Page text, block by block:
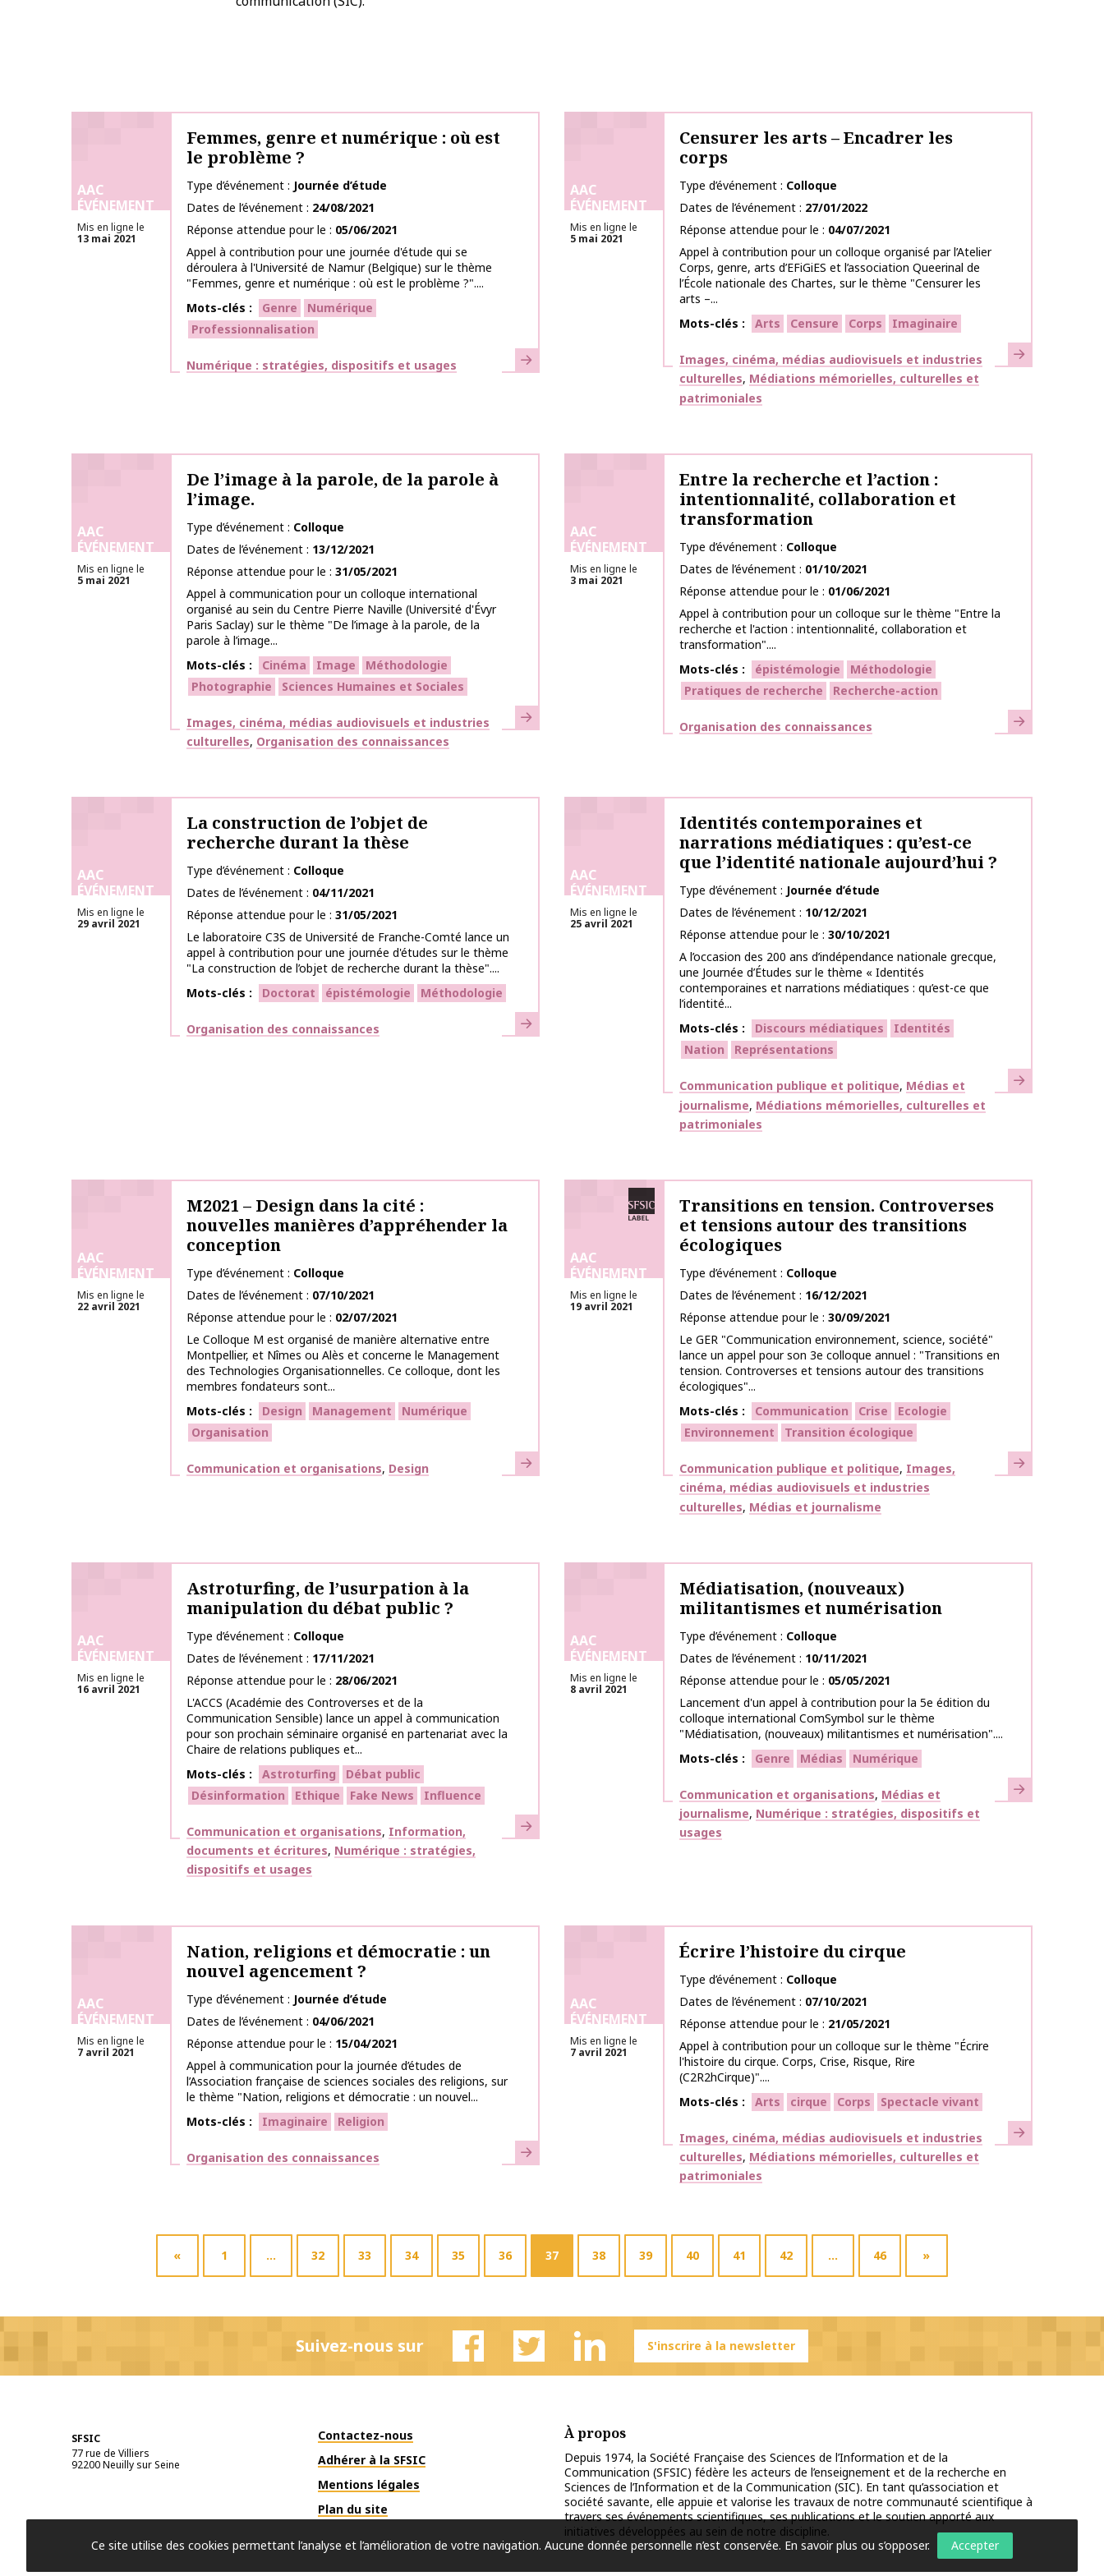
AAC
ÉVÉNEMENT
Mis en ligne le
13 mai 2021
Femmes, genre et numérique : où est
le problème ?
Type d’événement
Journée d’étude
Dates de l’événement
24/08/2021
Réponse attendue pour le
05/06/2021
Appel à contribution pour une journée d'étude qui se
déroulera à l'Université de Namur (Belgique) sur le thème
"Femmes, genre et numérique : où est le problème ?"....
Mots-clés
Genre
Numérique
Professionnalisation
Thématiques
Numérique : stratégies, dispositifs et usages En savoir plus
AAC
ÉVÉNEMENT
Mis en ligne le
5 mai 2021
Censurer les arts – Encadrer les
corps
Type d’événement
Colloque
Dates de l’événement
27/01/2022
Réponse attendue pour le
04/07/2021
Appel à contribution pour un colloque organisé par l’Atelier
Corps, genre, arts d’EFiGiES et l’association Queerinal de
l’École nationale des Chartes, sur le thème "Censurer les
arts –...
Mots-clés
Arts Censure Corps Imaginaire
Thématiques
Images, cinéma, médias audiovisuels et industries
culturelles Médiations mémorielles, culturelles et
patrimoniales
En savoir plus
AAC
ÉVÉNEMENT
Mis en ligne le
5 mai 2021
De l’image à la parole, de la parole à
l’image.
Type d’événement
Colloque
Dates de l’événement
13/12/2021
Réponse attendue pour le
31/05/2021
Appel à communication pour un colloque international
organisé au sein du Centre Pierre Naville (Université d'Évyr
Paris Saclay) sur le thème "De l’image à la parole, de la
parole à l’image...
Mots-clés
Cinéma Image
Méthodologie
Photographie
Sciences Humaines et Sociales
Thématiques
Images, cinéma, médias audiovisuels et industries
culturelles Organisation des connaissances
En savoir plus
AAC
ÉVÉNEMENT
Mis en ligne le
3 mai 2021
Entre la recherche et l’action :
intentionnalité, collaboration et
transformation
Type d’événement
Colloque
Dates de l’événement
01/10/2021
Réponse attendue pour le
01/06/2021
Appel à contribution pour un colloque sur le thème "Entre la
recherche et l'action : intentionnalité, collaboration et
transformation"....
Mots-clés
épistémologie
Méthodologie
Pratiques de recherche
Recherche-action
Thématiques
Organisation des connaissances En savoir plus
AAC
ÉVÉNEMENT
Mis en ligne le
29 avril 2021
La construction de l’objet de
recherche durant la thèse
Type d’événement
Colloque
Dates de l’événement
04/11/2021
Réponse attendue pour le
31/05/2021
Le laboratoire C3S de Université de Franche-Comté lance un
appel à contribution pour une journée d'études sur le thème
"La construction de l’objet de recherche durant la thèse"....
Mots-clés
Doctorat épistémologie Méthodologie
Thématiques
Organisation des connaissances En savoir plus
AAC
ÉVÉNEMENT
Mis en ligne le
25 avril 2021
Identités contemporaines et
narrations médiatiques : qu’est-ce
que l’identité nationale aujourd’hui ?
Type d’événement
Journée d’étude
Dates de l’événement
10/12/2021
Réponse attendue pour le
30/10/2021
A l’occasion des 200 ans d’indépendance nationale grecque,
une Journée d’Études sur le thème « Identités
contemporaines et narrations médiatiques : qu’est-ce que
l’identité...
Mots-clés
Discours médiatiques
Identités
Nation
Représentations
Thématiques
Communication publique et politique Médias et
journalisme Médiations mémorielles, culturelles et
patrimoniales
En savoir plus
AAC
ÉVÉNEMENT
Mis en ligne le
22 avril 2021
M2021 – Design dans la cité :
nouvelles manières d’appréhender la
conception
Type d’événement
Colloque
Dates de l’événement
07/10/2021
Réponse attendue pour le
02/07/2021
Le Colloque M est organisé de manière alternative entre
Montpellier, et Nîmes ou Alès et concerne le Management
des Technologies Organisationnelles. Ce colloque, dont les
membres fondateurs sont...
Mots-clés
Design Management
Numérique
Organisation
Thématiques
Communication et organisations Design En savoir plus
Labélisé SFSIC
AAC
ÉVÉNEMENT
Mis en ligne le
19 avril 2021
Transitions en tension. Controverses
et tensions autour des transitions
écologiques
Type d’événement
Colloque
Dates de l’événement
16/12/2021
Réponse attendue pour le
30/09/2021
Le GER "Communication environnement, science, société"
lance un appel pour son 3e colloque annuel : "Transitions en
tension. Controverses et tensions autour des transitions
écologiques"...
Mots-clés
Communication Crise
Ecologie
Environnement
Transition écologique
Thématiques
Communication publique et politique Images,
cinéma, médias audiovisuels et industries
culturelles Médias et journalisme
En savoir plus
AAC
ÉVÉNEMENT
Mis en ligne le
16 avril 2021
Astroturfing, de l’usurpation à la
manipulation du débat public ?
Type d’événement
Colloque
Dates de l’événement
17/11/2021
Réponse attendue pour le
28/06/2021
L'ACCS (Académie des Controverses et de la
Communication Sensible) lance un appel à communication
pour son prochain séminaire organisé en partenariat avec la
Chaire de relations publiques et...
Mots-clés
Astroturfing
Débat public
Désinformation
Ethique Fake News Influence
Thématiques
Communication et organisations Information,
documents et écritures Numérique : stratégies,
dispositifs et usages
En savoir plus
AAC
ÉVÉNEMENT
Mis en ligne le
8 avril 2021
Médiatisation, (nouveaux)
militantismes et numérisation
Type d’événement
Colloque
Dates de l’événement
10/11/2021
Réponse attendue pour le
05/05/2021
Lancement d'un appel à contribution pour la 5e édition du
colloque international ComSymbol sur le thème
"Médiatisation, (nouveaux) militantismes et numérisation"....
Mots-clés
Genre Médias Numérique
Thématiques
Communication et organisations Médias et
journalisme Numérique : stratégies, dispositifs et
usages
En savoir plus
AAC
ÉVÉNEMENT
Mis en ligne le
7 avril 2021
Nation, religions et démocratie : un
nouvel agencement ?
Type d’événement
Journée d’étude
Dates de l’événement
04/06/2021
Réponse attendue pour le
15/04/2021
Appel à communication pour la journée d’études de
l’Association française de sciences sociales des religions, sur
le thème "Nation, religions et démocratie : un nouvel...
Mots-clés
Imaginaire Religion
Thématiques
Organisation des connaissances En savoir plus
AAC
ÉVÉNEMENT
Mis en ligne le
7 avril 2021
Écrire l’histoire du cirque
Type d’événement
Colloque
Dates de l’événement
07/10/2021
Réponse attendue pour le
21/05/2021
Appel à contribution pour un colloque sur le thème "Écrire
l'histoire du cirque. Corps, Crise, Risque, Rire
(C2R2hCirque)"....
Mots-clés
Arts cirque Corps Spectacle vivant
Thématiques
Images, cinéma, médias audiovisuels et industries
culturelles Médiations mémorielles, culturelles et
patrimoniales
En savoir plus
« 1 … 32 33 34 35 36 37 38 39 40 41 42 … 46 »
Suivez-nous sur S'inscrire à la newsletter
SFSIC
77 rue de Villiers
92200Neuilly sur Seine
Contactez-nous
Adhérer à la SFSIC
Mentions légales
Plan du site
À propos
Depuis 1974, la Société Française des Sciences de l’Information et de la
Communication (SFSIC) fédère les acteurs de l’enseignement et de la recherche en
Sciences de l’Information et de la Communication (SIC). En tant qu’association et
société savante, elle appuie et valorise les travaux de notre communauté scientifique à
travers ses événements scientifiques, ses publications et le soutien apporté aux
initiatives développées au sein de notre discipline.
Ce site utilise des cookies permettant l’analyse et l’amélioration de votre navigation. Aucune donnée personnelle n’est conservée. En savoir plus ou s’opposer. Accepter